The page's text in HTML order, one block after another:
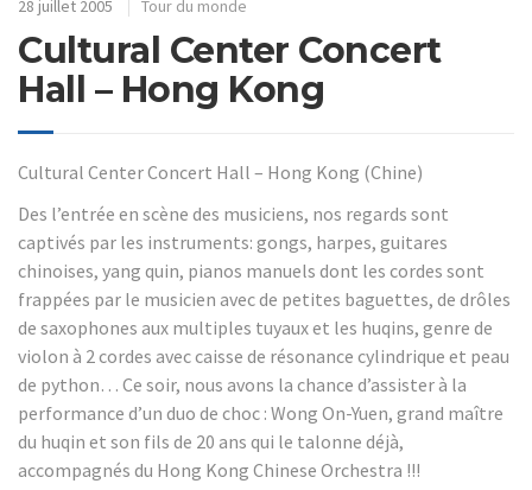
28 juillet 2005 Tour du monde
Cultural Center Concert
Hall – Hong Kong
Cultural Center Concert Hall – Hong Kong (Chine)
Des l’entrée en scène des musiciens, nos regards sont
captivés par les instruments: gongs, harpes, guitares
chinoises, yang quin, pianos manuels dont les cordes sont
frappées par le musicien avec de petites baguettes, de drôles
de saxophones aux multiples tuyaux et les huqins, genre de
violon à 2 cordes avec caisse de résonance cylindrique et peau
de python… Ce soir, nous avons la chance d’assister à la
performance d’un duo de choc : Wong On-Yuen, grand maître
du huqin et son fils de 20 ans qui le talonne déjà,
accompagnés du Hong Kong Chinese Orchestra !!!